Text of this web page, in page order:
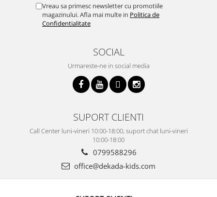
Vreau sa primesc newsletter cu promotiile
magazinului. Afla mai multe in Politica de
Confidentialitate
SOCIAL
Urmareste-ne in social media
SUPORT CLIENTI
Call Center luni-vineri 10:00-18:00, suport chat luni-vineri
10:00-18:00
0799588296
office@dekada-kids.com